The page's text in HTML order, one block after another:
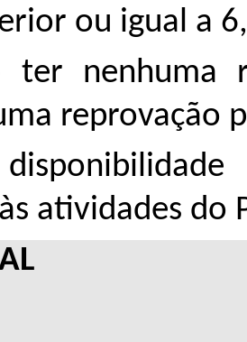
ou igual a
ter nenhuma
reprovação
atividades do